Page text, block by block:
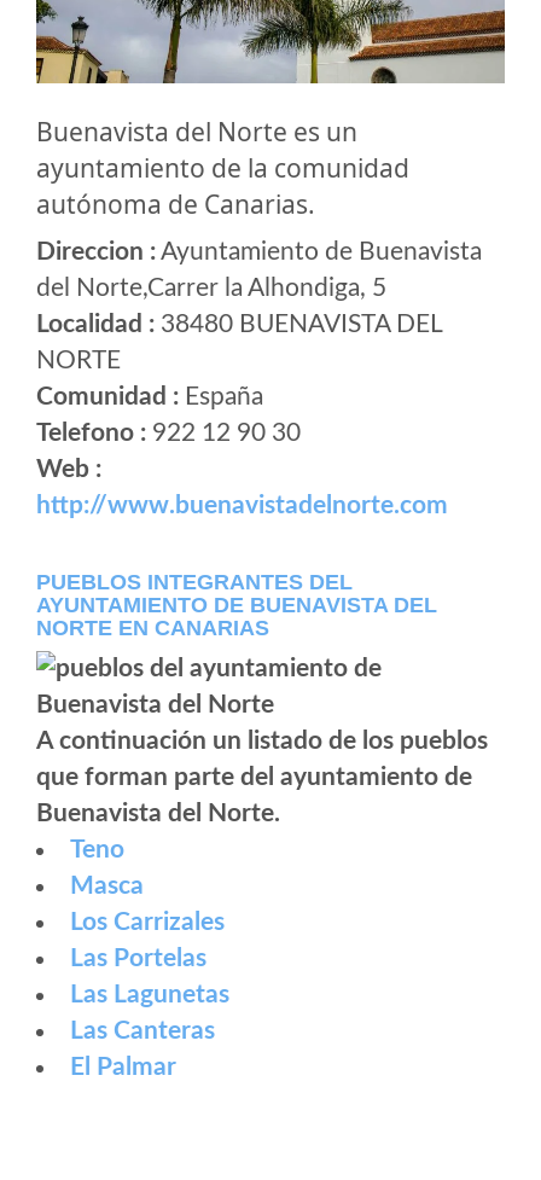
Buenavista del Norte es un
ayuntamiento de la comunidad
autónoma de Canarias.
Direccion :Ayuntamiento de Buenavista
del Norte,Carrer la Alhondiga, 5
Localidad : 38480 BUENAVISTA DEL
NORTE
Comunidad : España
Telefono : 922 12 90 30
Web :
http://www.buenavistadelnorte.com
PUEBLOS INTEGRANTES DEL
AYUNTAMIENTO DE BUENAVISTA DEL
NORTE EN CANARIAS
A continuación un listado de los pueblos
que forman parte del ayuntamiento de
Buenavista del Norte.
Teno
Masca
Los Carrizales
Las Portelas
Las Lagunetas
Las Canteras
El Palmar